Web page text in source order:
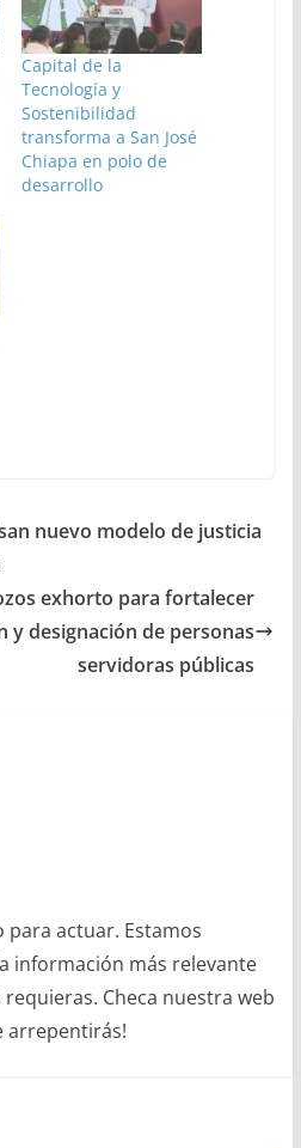
Capital de la
Tecnología y
Sostenibilidad
transforma a San José
Chiapa en polo de
desarrollo
nuevo modelo de justicia
exhorto para fortalecer
y designación de personas
servidoras públicas
actuar. Estamos
información más relevante
Checa nuestra web
arrepentirás!